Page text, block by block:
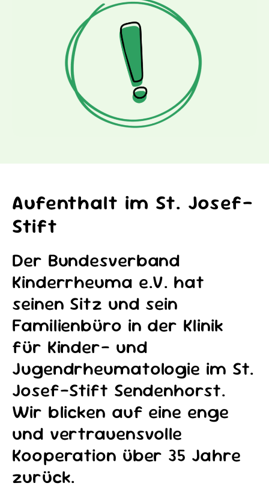
Aufenthalt im St. Josef-
Stift
Der Bundesverband
Kinderrheuma e.V. hat
seinen Sitz und sein
Familienbüro in der Klinik
für Kinder- und
Jugendrheumatologie im St.
Josef-Stift Sendenhorst.
Wir blicken auf eine enge
und vertrauensvolle
Kooperation über 35 Jahre
zurück.